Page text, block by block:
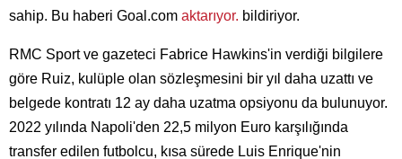
sahip. Bu haberi Goal.com aktarıyor. bildiriyor.
RMC Sport ve gazeteci Fabrice Hawkins'in verdiği bilgilere
göre Ruiz, kulüple olan sözleşmesini bir yıl daha uzattı ve
belgede kontratı 12 ay daha uzatma opsiyonu da bulunuyor.
2022 yılında Napoli'den 22,5 milyon Euro karşılığında
transfer edilen futbolcu, kısa sürede Luis Enrique'nin